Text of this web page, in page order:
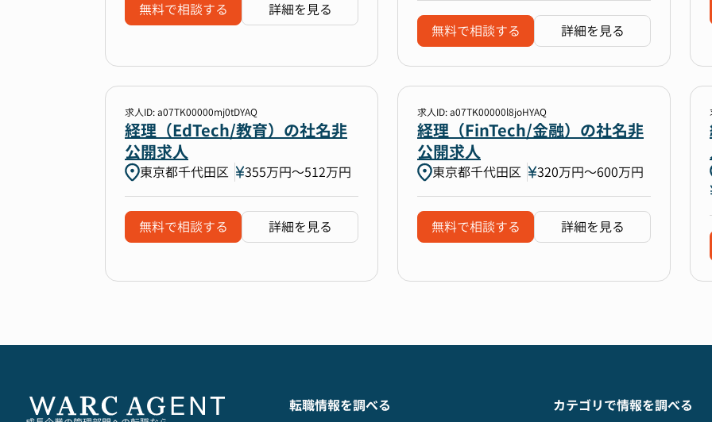
無料で相談する 詳細を見る
無料で相談する 詳細を見る
求人ID: a07TK00000mj0tDYAQ
経理（EdTech/教育）の社名非
公開求人
東京都千代田区 355万円〜512万円
無料で相談する 詳細を見る
求人ID: a07TK00000l8joHYAQ
経理（FinTech/金融）の社名非
公開求人
東京都千代田区 320万円〜600万円
無料で相談する 詳細を見る
転職情報を調べる カテゴリで情報を調べる